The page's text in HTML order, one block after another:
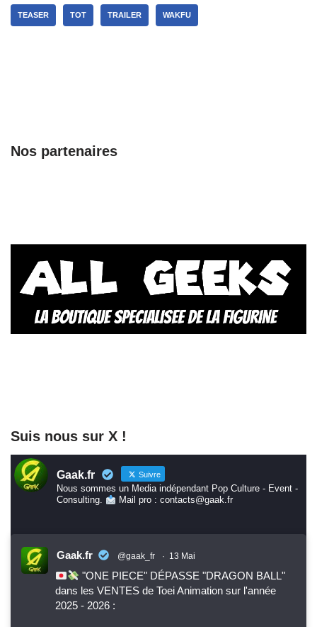
TEASER TOT TRAILER WAKFU
Nos partenaires
Suis nous sur X !
Gaak.fr Suivre
Nous sommes un Media indépendant Pop Culture - Event -
Consulting.
Mail pro : contacts@gaak.fr
Gaak.fr @gaak_fr · 13 Mai
"ONE PIECE" DÉPASSE "DRAGON BALL"
dans les VENTES de Toei Animation sur l'année
2025 - 2026 :